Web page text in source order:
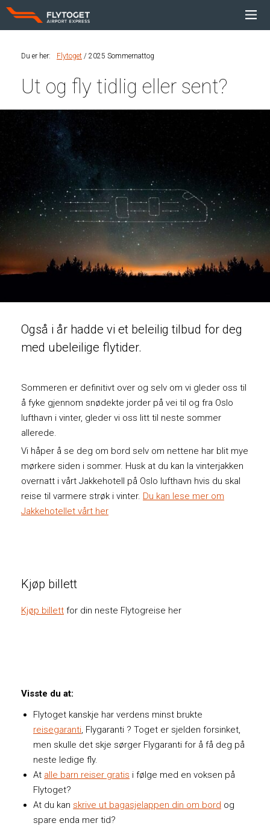
Du er her: Flytoget 2025 Sommernattog
Ut og fly tidlig eller sent?
Også i år hadde vi et beleilig tilbud for deg
med ubeleilige flytider.
Kjøp billett
Kjøp billett for din neste Flytogreise her
Sommeren er definitivt over og selv om vi gleder oss til
å fyke gjennom snødekte jorder på vei til og fra Oslo
lufthavn i vinter, gleder vi oss litt til neste sommer
allerede.
Vi håper å se deg om bord selv om nettene har blit mye
mørkere siden i sommer. Husk at du kan la vinterjakken
overnatt i vårt Jakkehotell på Oslo lufthavn hvis du skal
reise til varmere strøk i vinter. Du kan lese mer om
Jakkehotellet vårt her
Visste du at:
Flytoget kanskje har verdens minst brukte
reisegaranti, Flygaranti ? Toget er sjelden forsinket,
men skulle det skje sørger Flygaranti for å få deg på
neste ledige fly.
At alle barn reiser gratis i følge med en voksen på
Flytoget?
At du kan skrive ut bagasjelappen din om bord og
spare enda mer tid?